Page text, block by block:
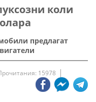
коли
предлагат
15978